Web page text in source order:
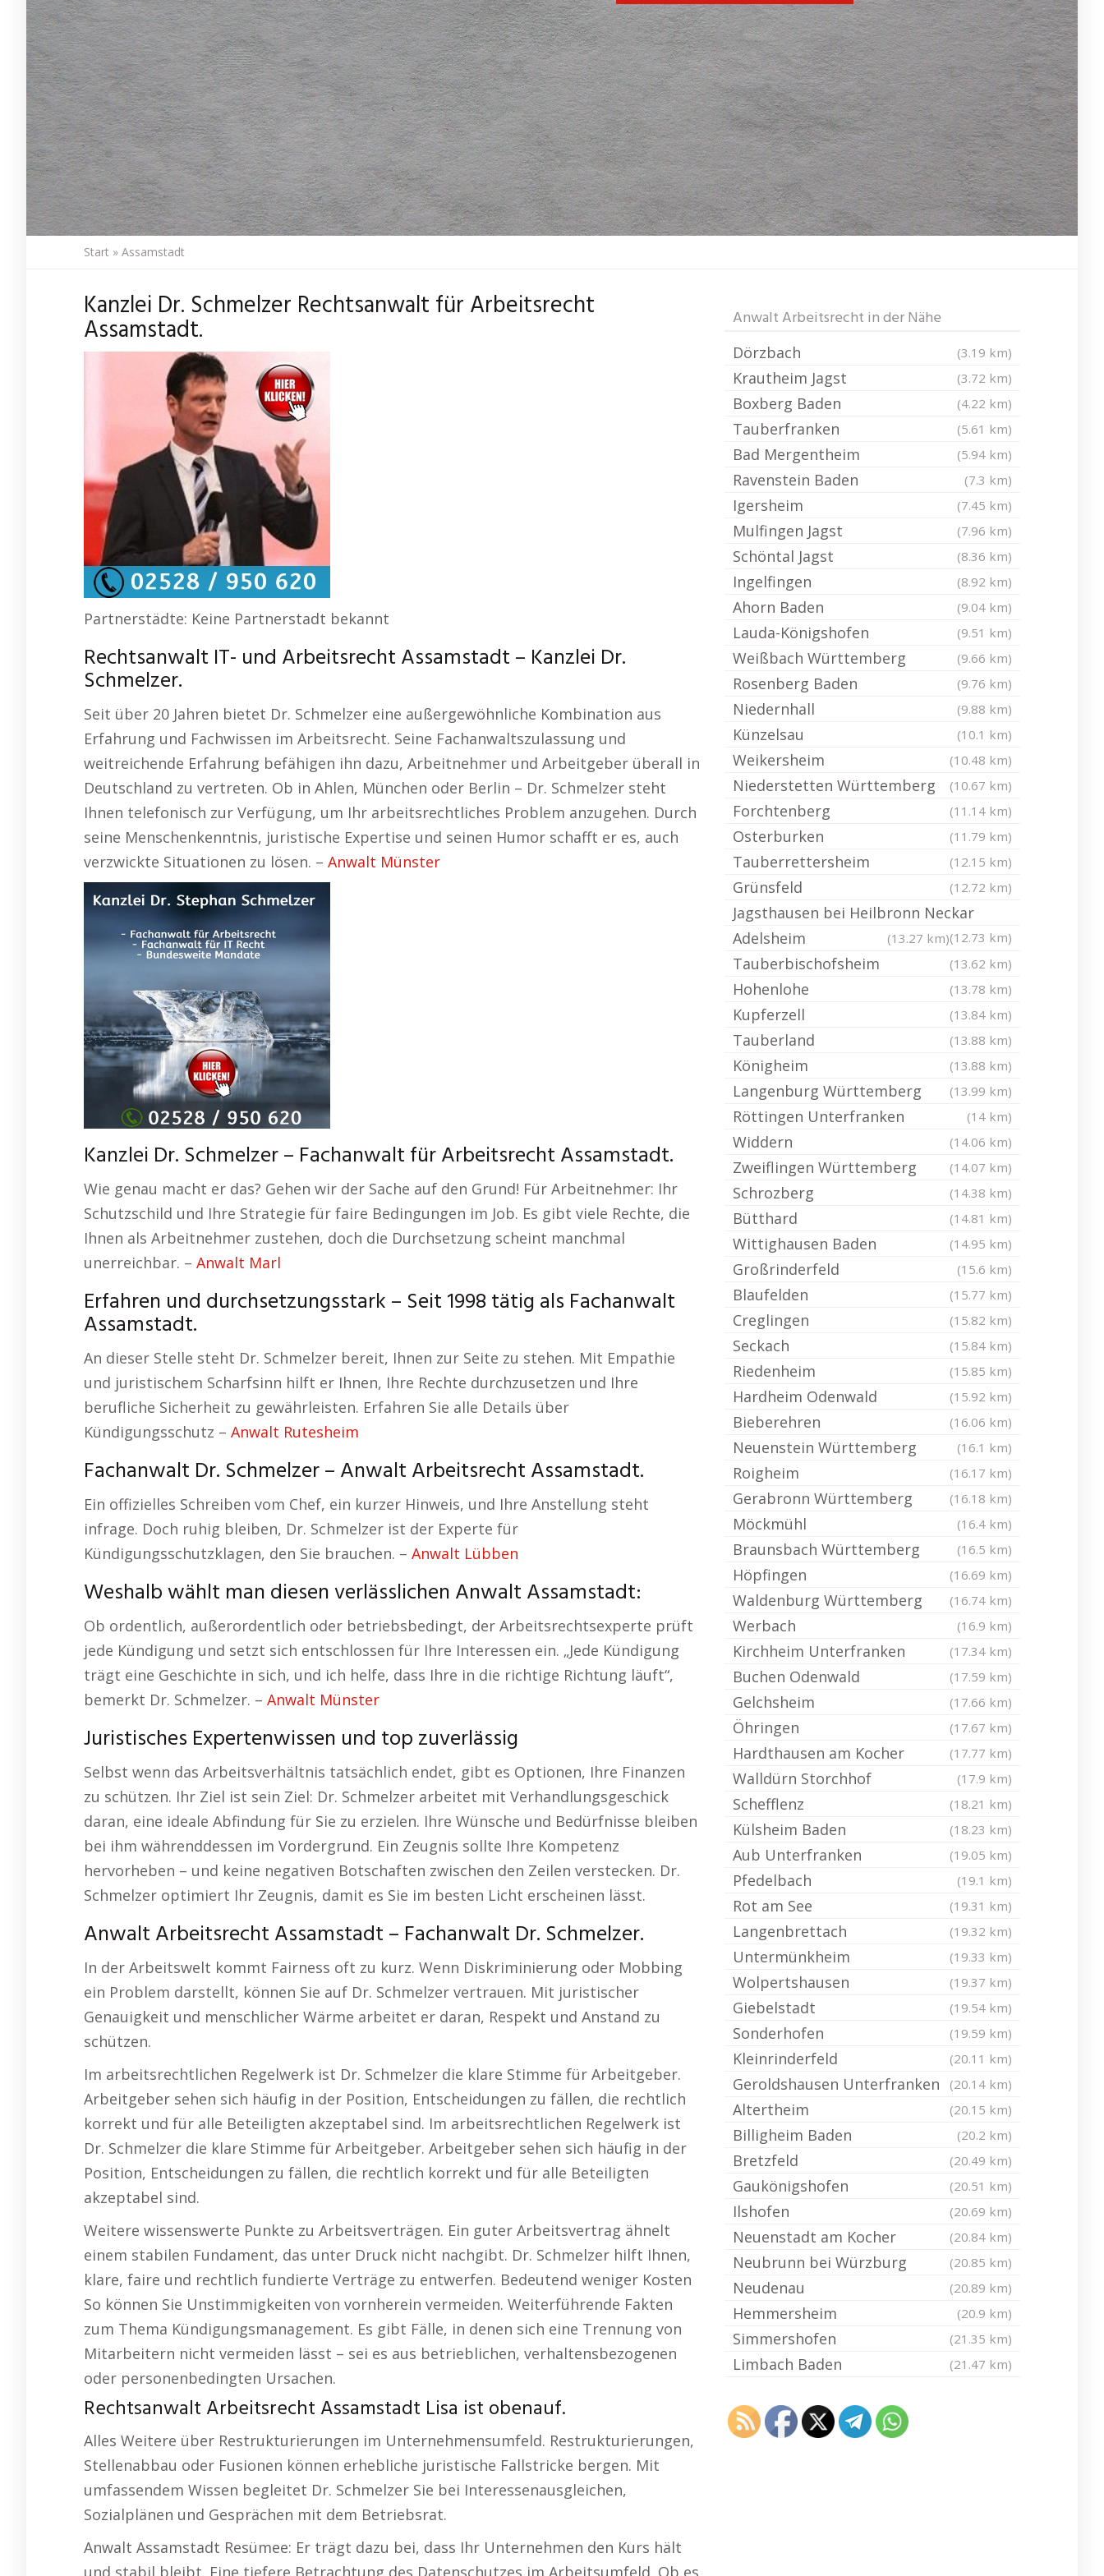
Start » Assamstadt
Kanzlei Dr. Schmelzer Rechtsanwalt für Arbeitsrecht
Assamstadt.
Partnerstädte: Keine Partnerstadt bekannt
Rechtsanwalt IT- und Arbeitsrecht Assamstadt – Kanzlei Dr.
Schmelzer.
Seit über 20 Jahren bietet Dr. Schmelzer eine außergewöhnliche Kombination aus
Erfahrung und Fachwissen im Arbeitsrecht. Seine Fachanwaltszulassung und
weitreichende Erfahrung befähigen ihn dazu, Arbeitnehmer und Arbeitgeber überall in
Deutschland zu vertreten. Ob in Ahlen, München oder Berlin – Dr. Schmelzer steht
Ihnen telefonisch zur Verfügung, um Ihr arbeitsrechtliches Problem anzugehen. Durch
seine Menschenkenntnis, juristische Expertise und seinen Humor schafft er es, auch
verzwickte Situationen zu lösen. – Anwalt Münster
Kanzlei Dr. Schmelzer – Fachanwalt für Arbeitsrecht Assamstadt.
Wie genau macht er das? Gehen wir der Sache auf den Grund! Für Arbeitnehmer: Ihr
Schutzschild und Ihre Strategie für faire Bedingungen im Job. Es gibt viele Rechte, die
Ihnen als Arbeitnehmer zustehen, doch die Durchsetzung scheint manchmal
unerreichbar. – Anwalt Marl
Erfahren und durchsetzungsstark – Seit 1998 tätig als Fachanwalt
Assamstadt.
An dieser Stelle steht Dr. Schmelzer bereit, Ihnen zur Seite zu stehen. Mit Empathie
und juristischem Scharfsinn hilft er Ihnen, Ihre Rechte durchzusetzen und Ihre
berufliche Sicherheit zu gewährleisten. Erfahren Sie alle Details über
Kündigungsschutz – Anwalt Rutesheim
Fachanwalt Dr. Schmelzer – Anwalt Arbeitsrecht Assamstadt.
Ein offizielles Schreiben vom Chef, ein kurzer Hinweis, und Ihre Anstellung steht
infrage. Doch ruhig bleiben, Dr. Schmelzer ist der Experte für
Kündigungsschutzklagen, den Sie brauchen. – Anwalt Lübben
Weshalb wählt man diesen verlässlichen Anwalt Assamstadt:
Ob ordentlich, außerordentlich oder betriebsbedingt, der Arbeitsrechtsexperte prüft
jede Kündigung und setzt sich entschlossen für Ihre Interessen ein. „Jede Kündigung
trägt eine Geschichte in sich, und ich helfe, dass Ihre in die richtige Richtung läuft“,
bemerkt Dr. Schmelzer. – Anwalt Münster
Juristisches Expertenwissen und top zuverlässig
Selbst wenn das Arbeitsverhältnis tatsächlich endet, gibt es Optionen, Ihre Finanzen
zu schützen. Ihr Ziel ist sein Ziel: Dr. Schmelzer arbeitet mit Verhandlungsgeschick
daran, eine ideale Abfindung für Sie zu erzielen. Ihre Wünsche und Bedürfnisse bleiben
bei ihm währenddessen im Vordergrund. Ein Zeugnis sollte Ihre Kompetenz
hervorheben – und keine negativen Botschaften zwischen den Zeilen verstecken. Dr.
Schmelzer optimiert Ihr Zeugnis, damit es Sie im besten Licht erscheinen lässt.
Anwalt Arbeitsrecht Assamstadt – Fachanwalt Dr. Schmelzer.
In der Arbeitswelt kommt Fairness oft zu kurz. Wenn Diskriminierung oder Mobbing
ein Problem darstellt, können Sie auf Dr. Schmelzer vertrauen. Mit juristischer
Genauigkeit und menschlicher Wärme arbeitet er daran, Respekt und Anstand zu
schützen.
Im arbeitsrechtlichen Regelwerk ist Dr. Schmelzer die klare Stimme für Arbeitgeber.
Arbeitgeber sehen sich häufig in der Position, Entscheidungen zu fällen, die rechtlich
korrekt und für alle Beteiligten akzeptabel sind. Im arbeitsrechtlichen Regelwerk ist
Dr. Schmelzer die klare Stimme für Arbeitgeber. Arbeitgeber sehen sich häufig in der
Position, Entscheidungen zu fällen, die rechtlich korrekt und für alle Beteiligten
akzeptabel sind.
Weitere wissenswerte Punkte zu Arbeitsverträgen. Ein guter Arbeitsvertrag ähnelt
einem stabilen Fundament, das unter Druck nicht nachgibt. Dr. Schmelzer hilft Ihnen,
klare, faire und rechtlich fundierte Verträge zu entwerfen. Bedeutend weniger Kosten
So können Sie Unstimmigkeiten von vornherein vermeiden. Weiterführende Fakten
zum Thema Kündigungsmanagement. Es gibt Fälle, in denen sich eine Trennung von
Mitarbeitern nicht vermeiden lässt – sei es aus betrieblichen, verhaltensbezogenen
oder personenbedingten Ursachen.
Rechtsanwalt Arbeitsrecht Assamstadt Lisa ist obenauf.
Alles Weitere über Restrukturierungen im Unternehmensumfeld. Restrukturierungen,
Stellenabbau oder Fusionen können erhebliche juristische Fallstricke bergen. Mit
umfassendem Wissen begleitet Dr. Schmelzer Sie bei Interessenausgleichen,
Sozialplänen und Gesprächen mit dem Betriebsrat.
Anwalt Assamstadt Resümee: Er trägt dazu bei, dass Ihr Unternehmen den Kurs hält
und stabil bleibt. Eine tiefere Betrachtung des Datenschutzes im Arbeitsumfeld. Ob es
Anwalt Arbeitsrecht in der Nähe
Dörzbach (3.19 km)
Krautheim Jagst (3.72 km)
Boxberg Baden (4.22 km)
Tauberfranken (5.61 km)
Bad Mergentheim (5.94 km)
Ravenstein Baden (7.3 km)
Igersheim (7.45 km)
Mulfingen Jagst (7.96 km)
Schöntal Jagst (8.36 km)
Ingelfingen (8.92 km)
Ahorn Baden (9.04 km)
Lauda-Königshofen (9.51 km)
Weißbach Württemberg (9.66 km)
Rosenberg Baden (9.76 km)
Niedernhall (9.88 km)
Künzelsau (10.1 km)
Weikersheim (10.48 km)
Niederstetten Württemberg (10.67 km)
Forchtenberg (11.14 km)
Osterburken (11.79 km)
Tauberrettersheim (12.15 km)
Grünsfeld (12.72 km)
Jagsthausen bei Heilbronn Neckar
(12.73 km)
Adelsheim (13.27 km)
Tauberbischofsheim (13.62 km)
Hohenlohe (13.78 km)
Kupferzell (13.84 km)
Tauberland (13.88 km)
Königheim (13.88 km)
Langenburg Württemberg (13.99 km)
Röttingen Unterfranken (14 km)
Widdern (14.06 km)
Zweiflingen Württemberg (14.07 km)
Schrozberg (14.38 km)
Bütthard (14.81 km)
Wittighausen Baden (14.95 km)
Großrinderfeld (15.6 km)
Blaufelden (15.77 km)
Creglingen (15.82 km)
Seckach (15.84 km)
Riedenheim (15.85 km)
Hardheim Odenwald (15.92 km)
Bieberehren (16.06 km)
Neuenstein Württemberg (16.1 km)
Roigheim (16.17 km)
Gerabronn Württemberg (16.18 km)
Möckmühl (16.4 km)
Braunsbach Württemberg (16.5 km)
Höpfingen (16.69 km)
Waldenburg Württemberg (16.74 km)
Werbach (16.9 km)
Kirchheim Unterfranken (17.34 km)
Buchen Odenwald (17.59 km)
Gelchsheim (17.66 km)
Öhringen (17.67 km)
Hardthausen am Kocher (17.77 km)
Walldürn Storchhof (17.9 km)
Schefflenz (18.21 km)
Külsheim Baden (18.23 km)
Aub Unterfranken (19.05 km)
Pfedelbach (19.1 km)
Rot am See (19.31 km)
Langenbrettach (19.32 km)
Untermünkheim (19.33 km)
Wolpertshausen (19.37 km)
Giebelstadt (19.54 km)
Sonderhofen (19.59 km)
Kleinrinderfeld (20.11 km)
Geroldshausen Unterfranken (20.14 km)
Altertheim (20.15 km)
Billigheim Baden (20.2 km)
Bretzfeld (20.49 km)
Gaukönigshofen (20.51 km)
Ilshofen (20.69 km)
Neuenstadt am Kocher (20.84 km)
Neubrunn bei Würzburg (20.85 km)
Neudenau (20.89 km)
Hemmersheim (20.9 km)
Simmershofen (21.35 km)
Limbach Baden (21.47 km)